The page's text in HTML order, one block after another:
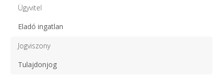
Ügyvitel
Eladó ingatlan
Jogviszony
Tulajdonjog